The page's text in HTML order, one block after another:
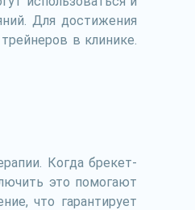
Для достижения
в клинике.
Когда брекет-
это помогают
что гарантирует